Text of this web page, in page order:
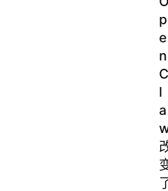
p
e
n
C
l
a